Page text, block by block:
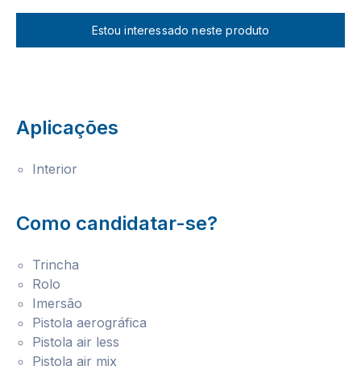
Estou interessado neste produto
Aplicações
Interior
Como candidatar-se?
Trincha
Rolo
Imersão
Pistola aerográfica
Pistola air less
Pistola air mix